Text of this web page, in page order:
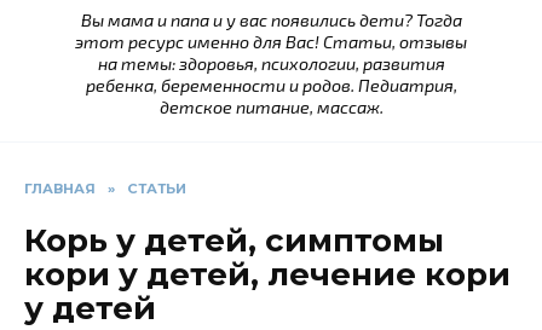
Вы мама и папа и у вас появились дети? Тогда
этот ресурс именно для Вас! Статьи, отзывы
на темы: здоровья, психологии, развития
ребенка, беременности и родов. Педиатрия,
детское питание, массаж.
ГЛАВНАЯ » СТАТЬИ
Корь у детей, симптомы
кори у детей, лечение кори
у детей